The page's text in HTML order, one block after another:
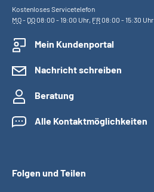
Kostenloses Servicetelefon
MO- DO08:00 - 19:00 Uhr, FR08:00 - 15:30 Uhr
Mein Kundenportal
Nachricht schreiben
Beratung
Alle Kontaktmöglichkeiten
Folgen und Teilen